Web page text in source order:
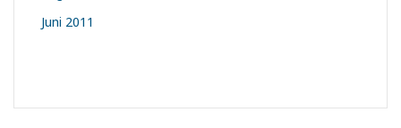
Juni 2011